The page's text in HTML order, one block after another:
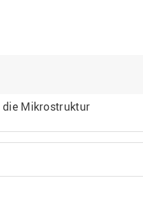
die Mikrostruktur